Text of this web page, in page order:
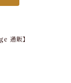
通販】